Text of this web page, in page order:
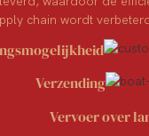
chain wordt
Verzending
Vervoer over